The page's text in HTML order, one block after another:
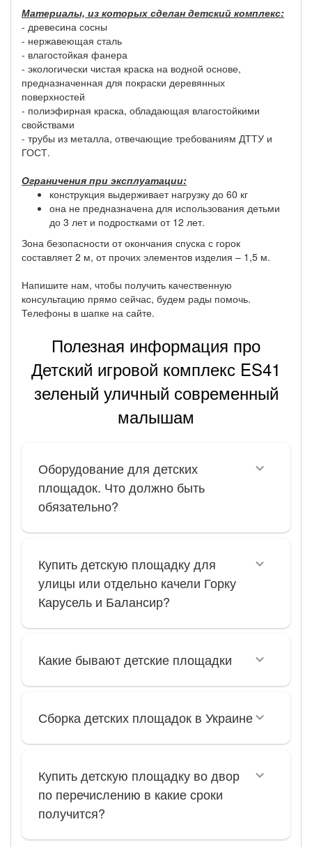
Материалы, из которых сделан детский комплекс:
- древесина сосны
- нержавеющая сталь
- влагостойкая фанера
- экологически чистая краска на водной основе,
предназначенная для покраски деревянных
поверхностей
- полиэфирная краска, обладающая влагостойкими
свойствами
- трубы из металла, отвечающие требованиям ДТТУ и
ГОСТ.
Ограничения при эксплуатации:
конструкция выдерживает нагрузку до 60 кг
она не предназначена для использования детьми
до 3 лет и подростками от 12 лет.
Зона безопасности от окончания спуска с горок
составляет 2 м, от прочих элементов изделия – 1,5 м.
Напишите нам, чтобы получить качественную
консультацию прямо сейчас, будем рады помочь.
Телефоны в шапке на сайте.
Полезная информация про
Детский игровой комплекс ES41
зеленый уличный современный
малышам
Оборудование для детских
площадок. Что должно быть
обязательно?
Купить детскую площадку для
улицы или отдельно качели Горку
Карусель и Балансир?
Какие бывают детские площадки
Сборка детских площадок в Украине
Купить детскую площадку во двор
по перечислению в какие сроки
получится?